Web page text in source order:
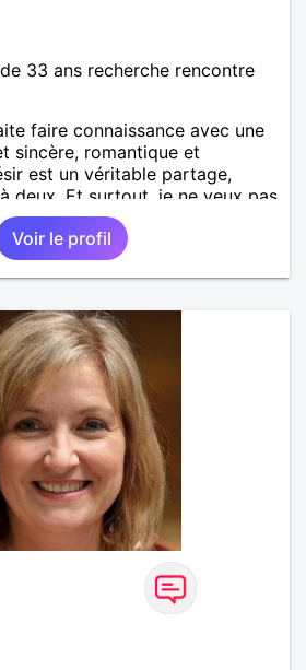
33 ans recherche rencontre
faire connaissance avec une
sincère, romantique et
est un véritable partage,
deux. Et surtout, je ne veux pas
la franchise.
Voir le profil